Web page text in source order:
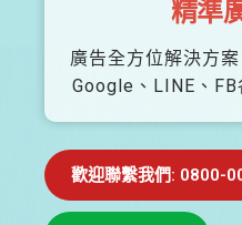
精準
廣告全方位解決方
Google、LINE、FB
歡迎聯繫我們: 0800-